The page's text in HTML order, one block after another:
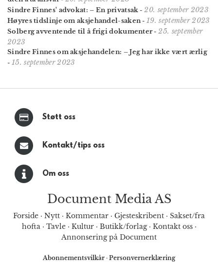
Sindre Finnes' advokat: – En privatsak - 20. september 2023
Høyres tidslinje om aksjehandel-saken - 19. september 2023
Solberg avventende til å frigi dokumenter- 25. september
2023
Sindre Finnes om aksjehandelen: – Jeg har ikke vært ærlig
- 15. september 2023
Støtt oss
Kontakt/tips oss
Om oss
Document Media AS
Forside · Nytt · Kommentar · Gjesteskribent · Sakset/fra
hofta· Tavle· Kultur· Butikk/forlag· Kontakt oss·
Annonsering på Document
Abonnementsvilkår · Personvernerklæring